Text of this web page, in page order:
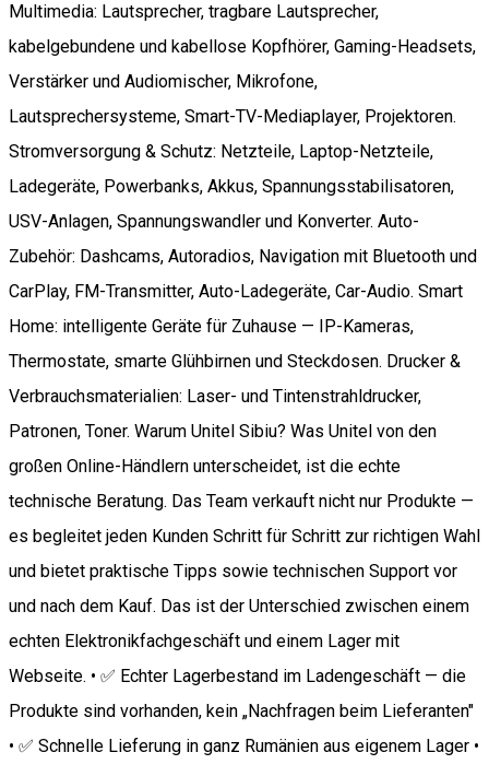
Multimedia: Lautsprecher, tragbare Lautsprecher,
kabelgebundene und kabellose Kopfhörer, Gaming-Headsets,
Verstärker und Audiomischer, Mikrofone,
Lautsprechersysteme, Smart-TV-Mediaplayer, Projektoren.
Stromversorgung & Schutz: Netzteile, Laptop-Netzteile,
Ladegeräte, Powerbanks, Akkus, Spannungsstabilisatoren,
USV-Anlagen, Spannungswandler und Konverter. Auto-
Zubehör: Dashcams, Autoradios, Navigation mit Bluetooth und
CarPlay, FM-Transmitter, Auto-Ladegeräte, Car-Audio. Smart
Home: intelligente Geräte für Zuhause — IP-Kameras,
Thermostate, smarte Glühbirnen und Steckdosen. Drucker &
Verbrauchsmaterialien: Laser- und Tintenstrahldrucker,
Patronen, Toner. Warum Unitel Sibiu? Was Unitel von den
großen Online-Händlern unterscheidet, ist die echte
technische Beratung. Das Team verkauft nicht nur Produkte —
es begleitet jeden Kunden Schritt für Schritt zur richtigen Wahl
und bietet praktische Tipps sowie technischen Support vor
und nach dem Kauf. Das ist der Unterschied zwischen einem
echten Elektronikfachgeschäft und einem Lager mit
Webseite. • ✅ Echter Lagerbestand im Ladengeschäft — die
Produkte sind vorhanden, kein „Nachfragen beim Lieferanten"
• ✅ Schnelle Lieferung in ganz Rumänien aus eigenem Lager •